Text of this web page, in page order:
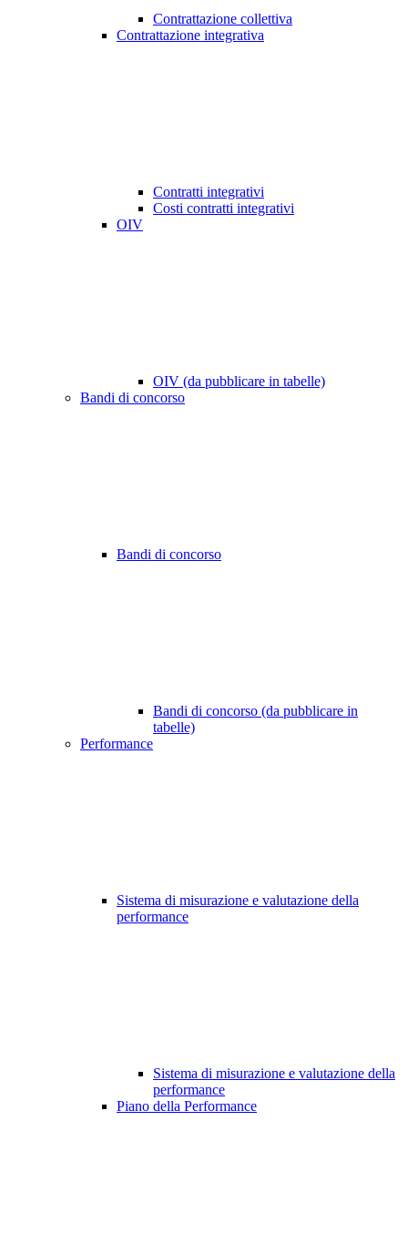
Contrattazione collettiva
Contrattazione integrativa
Contratti integrativi
Costi contratti integrativi
OIV
OIV (da pubblicare in tabelle)
Bandi di concorso
Bandi di concorso
Bandi di concorso (da pubblicare in
tabelle)
Performance
Sistema di misurazione e valutazione della
performance
Sistema di misurazione e valutazione della
performance
Piano della Performance